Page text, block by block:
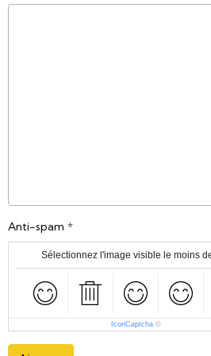
Anti-spam
Sélectionnez l'image visible le moins
IconCaptcha ©